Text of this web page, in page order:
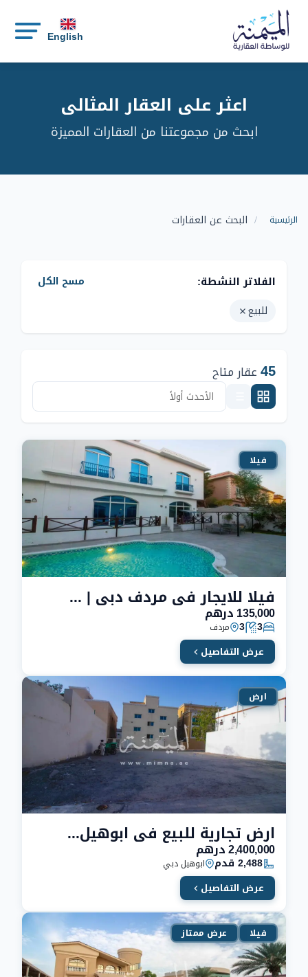
English
اعثر على العقار المثالي
ابحث من مجموعتنا من العقارات المميزة
الرئيسية البحث عن العقارات
الفلاتر النشطة:
مسح الكل
للبيع
45عقار متاح
فيلا
فيلا للايجار في مردف دبي | 3 غرف نوم + مسبح
135,000 درهم
3
3 مردف
عرض التفاصيل
ارض
ارض تجارية للبيع في ابوهيل | تصريح بناية طابقين
2,400,000 درهم
2,488 قدم ابوهيل دبي
عرض التفاصيل
فيلا عرض ممتاز